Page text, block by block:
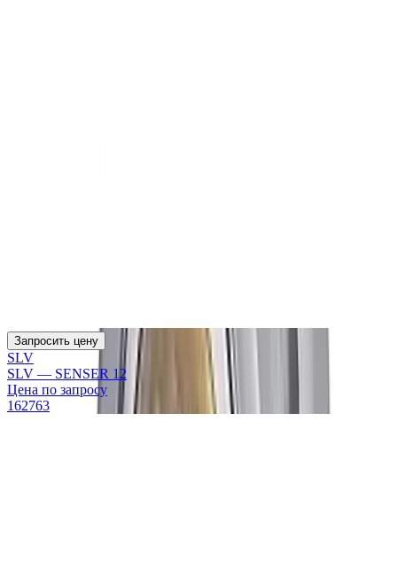
Запросить цену
SLV
SLV — SENSER 12
Цена по запросу
162763